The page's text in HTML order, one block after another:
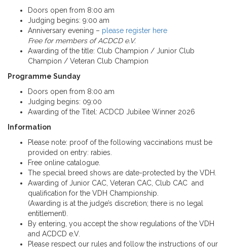
Doors open from 8:00 am
Judging begins: 9:00 am
Anniversary evening – please register here
Free for members of ACDCD e.V.
Awarding of the title: Club Champion / Junior Club
Champion / Veteran Club Champion
Programme Sunday
Doors open from 8:00 am
Judging begins: 09:00
Awarding of the Titel: ACDCD Jubilee Winner 2026
Information
Please note: proof of the following vaccinations must be
provided on entry: rabies.
Free online catalogue.
The special breed shows are date-protected by the VDH.
Awarding of Junior CAC, Veteran CAC, Club CAC and
qualification for the VDH Championship.
(Awarding is at the judge’s discretion; there is no legal
entitlement).
By entering, you accept the show regulations of the VDH
and ACDCD e.V.
Please respect our rules and follow the instructions of our